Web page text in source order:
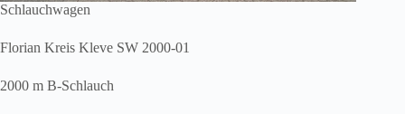
Schlauchwagen
Florian Kreis Kleve SW 2000-01
2000 m B-Schlauch